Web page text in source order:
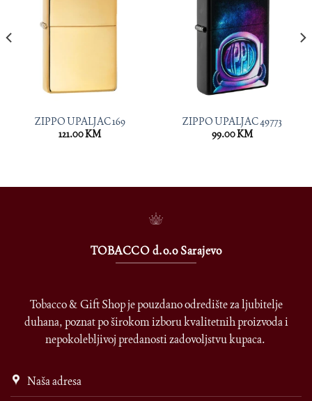
ZIPPO UPALJAC 169
121.00KM
ZIPPO UPALJAC 49773
99.00KM
TOBACCO d.o.o Sarajevo
Tobacco & Gift Shop je pouzdano odredište za ljubitelje
duhana, poznat po širokom izboru kvalitetnih proizvoda i
nepokolebljivoj predanosti zadovoljstvu kupaca.
Naša adresa